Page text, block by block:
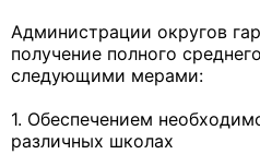
Администрации округов
получение полного
следующими мерами:
1. Обеспечением
различных школах